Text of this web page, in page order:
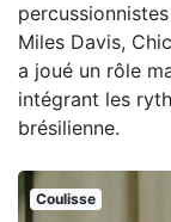
Miles Davis,
a joué un rôle
intégrant les
brésilienne.
Coulisse